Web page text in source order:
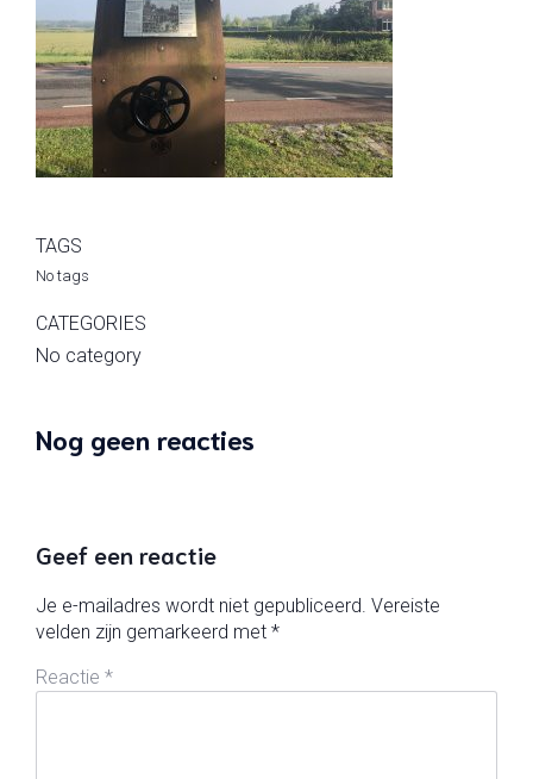
TAGS
No tags
CATEGORIES
No category
Nog geen reacties
Geef een reactie
Je e-mailadres wordt niet gepubliceerd. Vereiste
velden zijn gemarkeerd met *
Reactie *